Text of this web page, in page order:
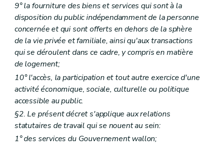
9° la fourniture des biens et services qui sont à la
disposition du public indépendamment de la personne
concernée et qui sont offerts en dehors de la sphère
de la vie privée et familiale, ainsi qu'aux transactions
qui se déroulent dans ce cadre, y compris en matière
de logement;
10° l'accès, la participation et tout autre exercice d'une
activité économique, sociale, culturelle ou politique
accessible au public.
§2. Le présent décret s'applique aux relations
statutaires de travail qui se nouent au sein:
1° des services du Gouvernement wallon;